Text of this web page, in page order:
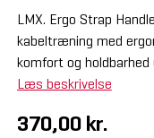
LMX. Ergo Strap
kabeltræning med
komfort og
Læs beskrivelse
370,00 kr.